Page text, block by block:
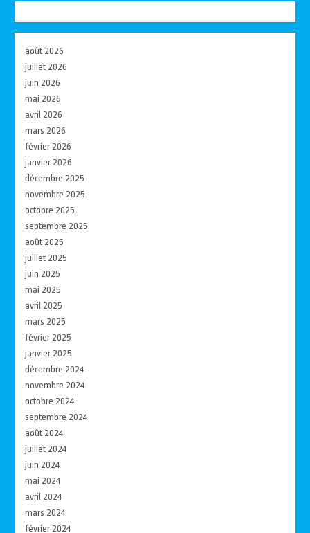
août 2026
juillet 2026
juin 2026
mai 2026
avril 2026
mars 2026
février 2026
janvier 2026
décembre 2025
novembre 2025
octobre 2025
septembre 2025
août 2025
juillet 2025
juin 2025
mai 2025
avril 2025
mars 2025
février 2025
janvier 2025
décembre 2024
novembre 2024
octobre 2024
septembre 2024
août 2024
juillet 2024
juin 2024
mai 2024
avril 2024
mars 2024
février 2024